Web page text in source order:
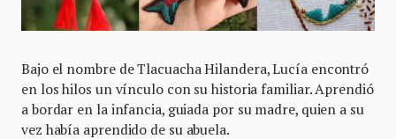
Bajo el nombre de Tlacuacha Hilandera, Lucía encontró
en los hilos un vínculo con su historia familiar. Aprendió
a bordar en la infancia, guiada por su madre, quien a su
vez había aprendido de su abuela.